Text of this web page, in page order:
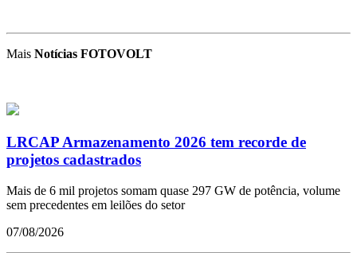
Mais Notícias FOTOVOLT
LRCAP Armazenamento 2026 tem recorde de
projetos cadastrados
Mais de 6 mil projetos somam quase 297 GW de potência, volume
sem precedentes em leilões do setor
07/08/2026